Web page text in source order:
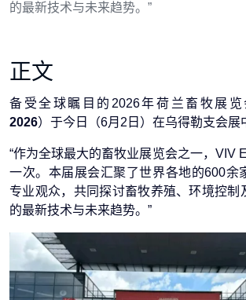
的最新技术与未来趋势。”
正文
备受全球瞩目的2026年荷兰畜牧展
2026）于今日（6月2日）在乌得勒支会展
“作为全球最大的畜牧业展览会之一，VIV
一次。本届展会汇聚了世界各地的600余
专业观众，共同探讨畜牧养殖、环境控制
的最新技术与未来趋势。”